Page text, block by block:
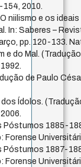
154, 2010.
niilismo e os
In: Saberes –
pp. 120-133.
e do Mal.
de Paulo
Ídolos.
Póstumos 1885-
Póstumos 1887-